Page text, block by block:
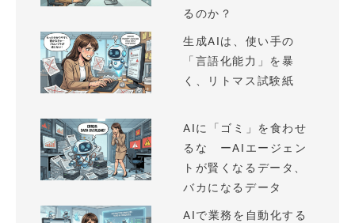
るのか？
生成AIは、使い手の
「言語化能力」を暴
く、リトマス試験紙
AIに「ゴミ」を食わせ
るな ーAIエージェン
トが賢くなるデータ、
バカになるデータ
AIで業務を自動化する